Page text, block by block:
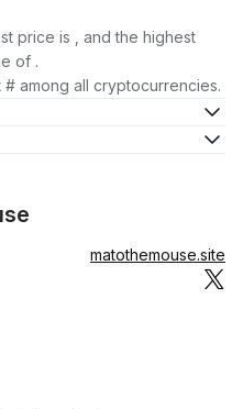
price is , and the highest
of .
among all cryptocurrencies.
matothemouse.site